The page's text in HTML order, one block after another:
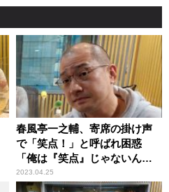
春風亭一之輔、寄席の掛け声
で「笑点！」と呼ばれ困惑
「俺は『笑点』じゃないんだ
よ（笑）」
2023.04.25